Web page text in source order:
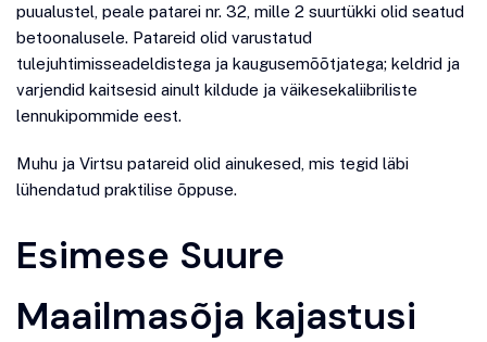
puualustel, peale patarei nr. 32, mille 2 suurtükki olid seatud
betoonalusele. Patareid olid varustatud
tulejuhtimisseadeldistega ja kaugusemõõtjatega; keldrid ja
varjendid kaitsesid ainult kildude ja väikesekaliibriliste
lennukipommide eest.
Muhu ja Virtsu patareid olid ainukesed, mis tegid läbi
lühendatud praktilise õppuse.
Esimese Suure
Maailmasõja kajastusi